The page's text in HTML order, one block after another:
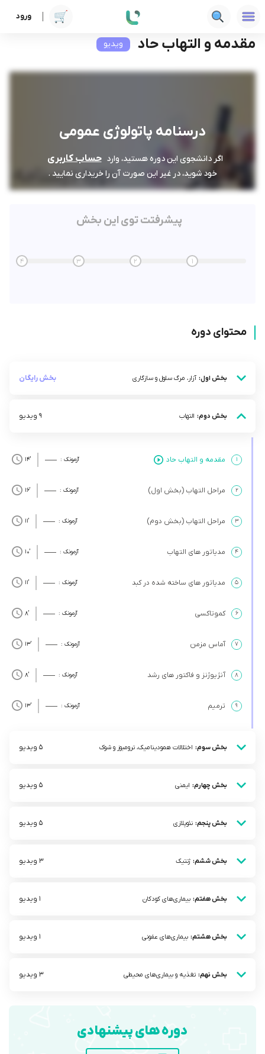
ورود دوره ها علوم پزشکی درسنامه پاتولوژی عمومی مقدمه و التهاب حاد
مقدمه و التهاب حاد ویدیو
درسنامه پاتولوژی عمومی
اگر دانشجوی این دوره هستید، وارد حساب کاربری
خود شوید، در غیر این صورت آن را خریداری نمایید .
پیشرفتت توی این بخش
1
2
3
4
محتوای دوره
بخش اول: آزار، مرگ سلول و سازگاری بخش رایگان
بخش دوم: التهاب 9 ویدیو
۱ مقدمه و التهاب حاد آزمونک : ’14
۲ مراحل التهاب (بخش اول) آزمونک : ’16
۳ مراحل التهاب (بخش دوم) آزمونک : ’11
۴ مدیاتور های التهاب آزمونک : ’10
۵ مدیاتور های ساخته شده در کبد آزمونک : ’11
۶ کموتاکسی آزمونک : ’8
۷ آماس مزمن آزمونک : ’13
۸ آنژیوژنز و فاکتور های رشد آزمونک : ’8
۹ ترمیم آزمونک : ’13
بخش سوم: اختلالات همودینامیک، ترومبوز و شوک 5 ویدیو
بخش چهارم: ایمنی 5 ویدیو
بخش پنجم: نئوپلازی 5 ویدیو
بخش ششم: ژنتیک 3 ویدیو
بخش هفتم: بیمار‌ی‌های کودکان 1 ویدیو
بخش هشتم: بیماری‌های عفونی 1 ویدیو
بخش نهم: تغذیه و بیماری‌های محیطی 3 ویدیو
دوره های پیشنهادی